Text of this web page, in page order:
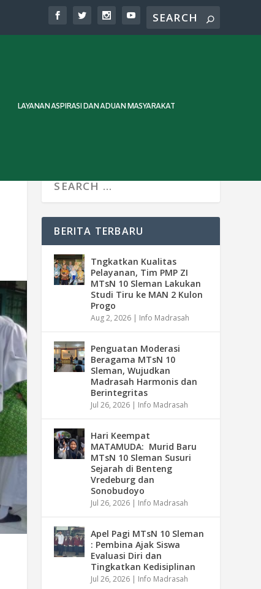
LAYANAN ASPIRASI DAN ADUAN MASYARAKAT
BERITA TERBARU
Tngkatkan Kualitas
Pelayanan, Tim PMP ZI
MTsN 10 Sleman Lakukan
Studi Tiru ke MAN 2 Kulon
Progo
Aug 2, 2026 | Info Madrasah
Penguatan Moderasi
Beragama MTsN 10
Sleman, Wujudkan
Madrasah Harmonis dan
Berintegritas
Jul 26, 2026 | Info Madrasah
Hari Keempat
MATAMUDA: Murid Baru
MTsN 10 Sleman Susuri
Sejarah di Benteng
Vredeburg dan
Sonobudoyo
Jul 26, 2026 | Info Madrasah
Apel Pagi MTsN 10 Sleman
: Pembina Ajak Siswa
Evaluasi Diri dan
Tingkatkan Kedisiplinan
Jul 26, 2026 | Info Madrasah